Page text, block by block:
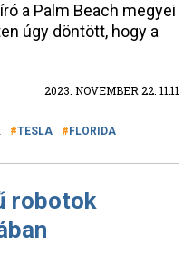
a Palm Beach megyei
úgy döntött, hogy a
2023. NOVEMBER 22. 11:11
TESLA FLORIDA
robotok